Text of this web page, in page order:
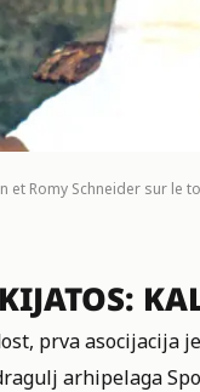
et Romy Schneider sur le
prva asocijacija
arhipelaga